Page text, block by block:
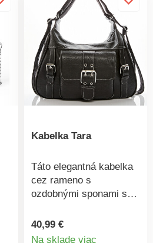
Kabelka Tara
Táto elegantná kabelka
cez rameno s
ozdobnými sponami sa
batoh. Veľmi
priestranná, s
40,99 €
Na sklade viac